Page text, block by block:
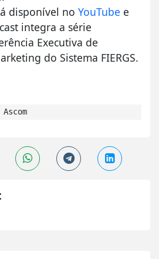
disponível no YouTube e
integra a série
Executiva de
do Sistema FIERGS.
Ascom